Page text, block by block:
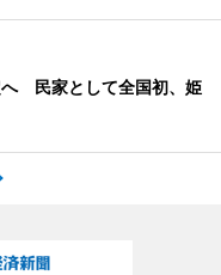
へ 民家として全国初、姫